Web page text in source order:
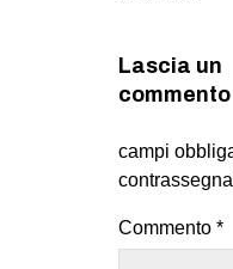
Lascia un
commento
campi
Commento *